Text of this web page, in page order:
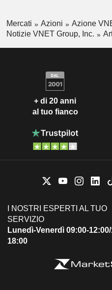
Mercati Azioni
Azione
Notizie VNET Group, Inc.
+ di 20 anni
al tuo fianco
I NOSTRI ESPERTI AL TUO
SERVIZIO
Lunedì-Venerdì 09:00-
18:00